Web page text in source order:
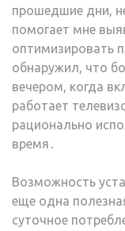
прошедшие дни,
помогает мне
оптимизировать
обнаружил, что
вечером, когда
работает
рационально
время․
Возможность
еще одна
суточное